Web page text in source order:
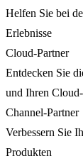
Helfen Sie bei
Erlebnisse
Cloud-Partner
Entdecken Sie
und Ihren
Channel-Partner
Verbessern Sie
Produkten